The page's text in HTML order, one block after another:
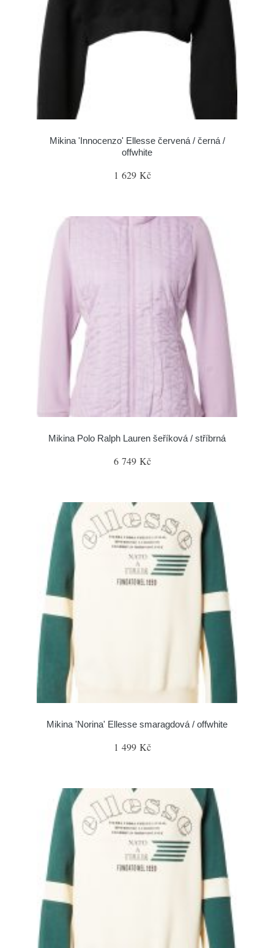
Mikina 'Innocenzo' Ellesse červená / černá /
offwhite
1 629 Kč
Mikina Polo Ralph Lauren šeříková / stříbrná
6 749 Kč
Mikina 'Norina' Ellesse smaragdová / offwhite
1 499 Kč